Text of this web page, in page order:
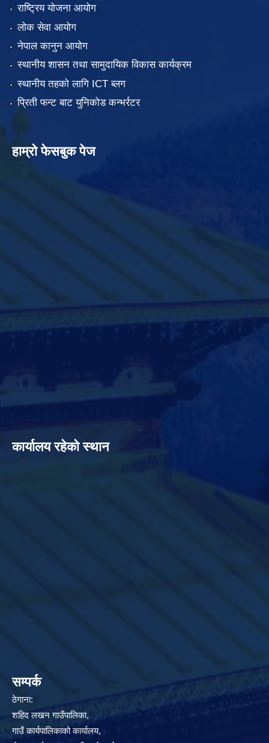
राष्ट्रिय योजना आयोग
लोक सेवा आयोग
नेपाल कानुन आयोग
स्थानीय शासन तथा सामुदायिक विकास कार्यक्रम
स्थानीय तहको लागि ICT ब्लग
प्रिती फन्ट बाट युनिकोड कन्भर्रटर
हाम्रो फेसबुक पेज
कार्यालय रहेको स्थान
सम्पर्क
ठेगाना:
शहिद लखन गाउँपालिका,
गाउँ कार्यपालिकाको कार्यालय,